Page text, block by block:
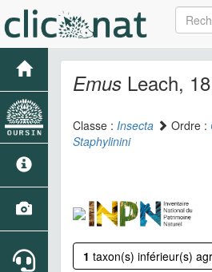
Emus Leach,
Classe : Insecta Ordre :
Staphylinini
1 taxon(s) inférieur(s)